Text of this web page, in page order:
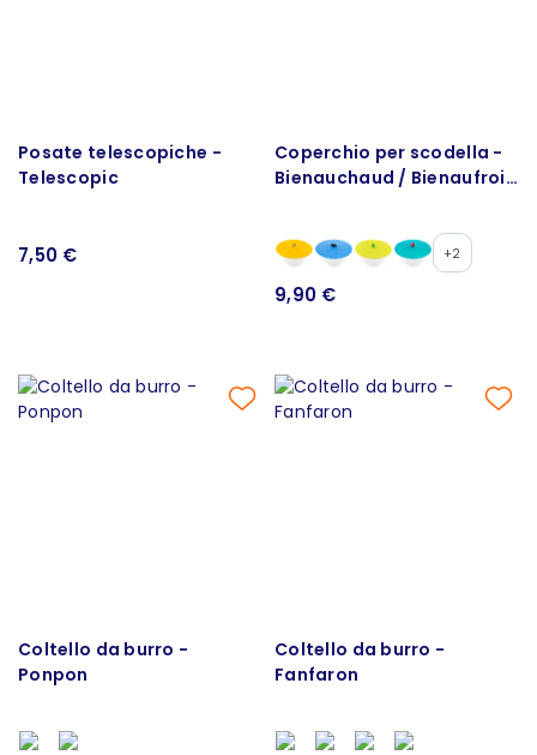
Posate telescopiche -
Telescopic
7,50 €
Coperchio per scodella -
Bienauchaud / Bienaufroid
+2
9,90 €
Coltello da burro -
Ponpon
Coltello da burro -
Fanfaron